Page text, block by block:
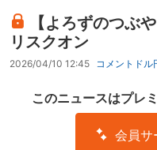
【よろずのつぶ
リスクオン
2026/04/10 12:45 コメント ドル
このニュースはプレ
会員サ